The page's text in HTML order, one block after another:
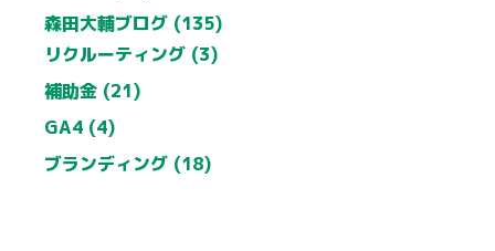
森田大輔ブログ (135)
リクルーティング (3)
補助金 (21)
GA4 (4)
ブランディング (18)